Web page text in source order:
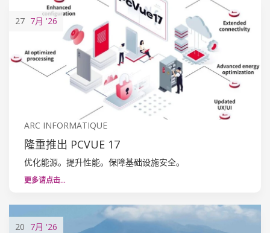
27 7月 '26
ARC INFORMATIQUE
隆重推出 PCVUE 17
优化能源。提升性能。保障基础设施安全。
更多请点击…
20 7月 '26